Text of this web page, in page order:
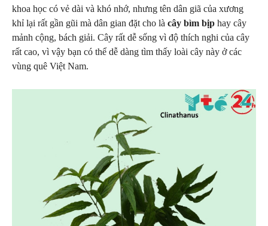
khoa học có vẻ dài và khó nhớ, nhưng tên dân giã của xương
khỉ lại rất gần gũi mà dân gian đặt cho là cây bìm bịp hay cây
mảnh cộng, bách giải. Cây rất dễ sống vì độ thích nghi của cây
rất cao, vì vậy bạn có thể dễ dàng tìm thấy loài cây này ở các
vùng quê Việt Nam.